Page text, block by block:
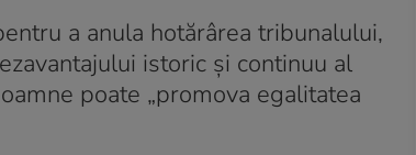
a anula hotărârea tribunalului,
istoric și continuu al
poate „promova egalitatea